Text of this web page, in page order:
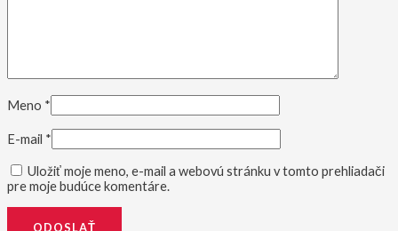
Meno *
E-mail *
Uložiť moje meno, e-mail a webovú stránku v tomto prehliadači
pre moje budúce komentáre.